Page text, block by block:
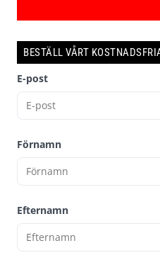
BESTÄLL VÅRT
E-post
Förnamn
Efternamn